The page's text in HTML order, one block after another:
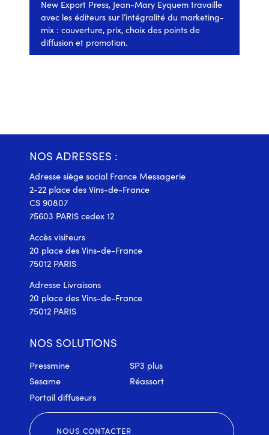
New Export Press, Jean-Mary Eyquem travaille
avec les éditeurs sur l’intégralité du marketing-
mix : couverture, prix, choix des points de
diffusion et promotion.
NOS ADRESSES :
Adresse siège social France Messagerie
2-22 place des Vins-de-France
CS 90807
75603 PARIS cedex 12
Accès visiteurs
20 place des Vins-de-France
75012 PARIS
Adresse Livraisons
20 place des Vins-de-France
75012 PARIS
NOS SOLUTIONS
Pressmine
Sesame
Portail diffuseurs
SP3 plus
Réassort
NOUS CONTACTER